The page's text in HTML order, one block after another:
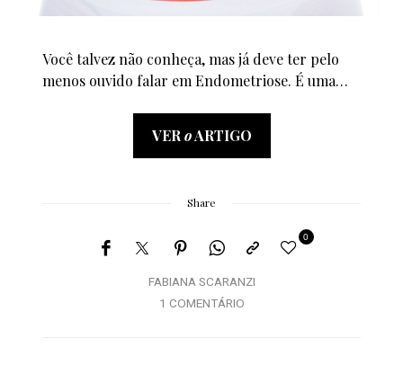
Você talvez não conheça, mas já deve ter pelo
menos ouvido falar em Endometriose. É uma…
VERoARTIGO
Share
FABIANA SCARANZI
0
1 COMENTÁRIO